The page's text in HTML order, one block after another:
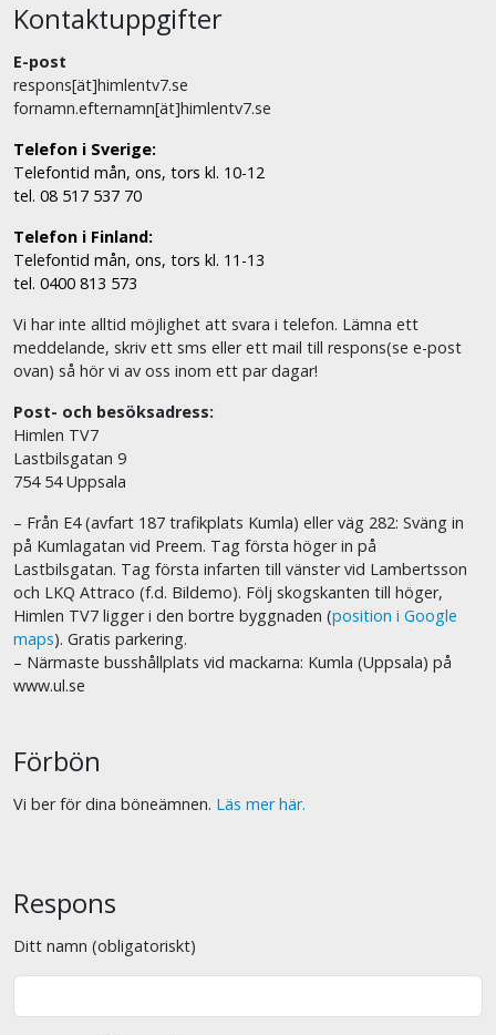
Kontaktuppgifter
E-post
respons[ät]himlentv7.se
fornamn.efternamn[ät]himlentv7.se
Telefon i Sverige:
Telefontid mån, ons, tors kl. 10-12
tel. 08 517 537 70
Telefon i Finland:
Telefontid mån, ons, tors kl. 11-13
tel. 0400 813 573
Vi har inte alltid möjlighet att svara i telefon. Lämna ett
meddelande, skriv ett sms eller ett mail till respons(se e-post
ovan) så hör vi av oss inom ett par dagar!
Post- och besöksadress:
Himlen TV7
Lastbilsgatan 9
754 54 Uppsala
– Från E4 (avfart 187 trafikplats Kumla) eller väg 282: Sväng in
på Kumlagatan vid Preem. Tag första höger in på
Lastbilsgatan. Tag första infarten till vänster vid Lambertsson
och LKQ Attraco (f.d. Bildemo). Följ skogskanten till höger,
Himlen TV7 ligger i den bortre byggnaden (position i Google
maps). Gratis parkering.
– Närmaste busshållplats vid mackarna: Kumla (Uppsala) på
www.ul.se
Förbön
Vi ber för dina böneämnen. Läs mer här.
Respons
Ditt namn (obligatoriskt)